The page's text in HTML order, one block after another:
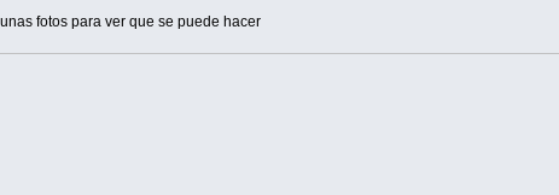
fotos para ver que se puede hacer